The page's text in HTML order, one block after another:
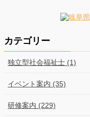
カテゴリー
独立型社会福祉士 (1)
イベント案内 (35)
研修案内 (229)